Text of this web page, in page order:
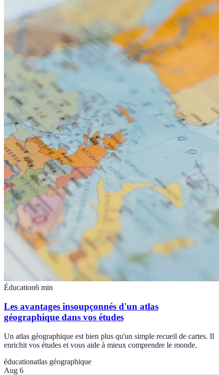
Éducation6 min
Les avantages insoupçonnés d'un atlas
géographique dans vos études
Un atlas géographique est bien plus qu'un simple recueil de cartes. Il
enrichit vos études et vous aide à mieux comprendre le monde.
éducationatlas géographique
Aug 6